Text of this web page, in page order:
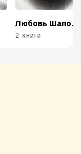
Любовь Шапорина
2 книги